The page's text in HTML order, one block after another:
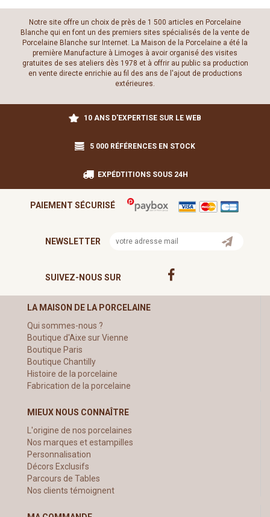
Notre site offre un choix de près de 1 500 articles en Porcelaine
Blanche qui en font un des premiers sites spécialisés de la vente de
Porcelaine Blanche sur Internet. La Maison de la Porcelaine a été la
première Manufacture à Limoges à avoir organisé des visites
gratuites de ses ateliers dès 1978 et à offrir au public sa production
en vente directe enrichie au fil des ans de l'ajout de productions
extérieures.
10 ANS D'EXPERTISE SUR LE WEB
5 000 RÉFÉRENCES EN STOCK
EXPÉDTITIONS SOUS 24H
PAIEMENT SÉCURISÉ
NEWSLETTER
SUIVEZ-NOUS SUR
LA MAISON DE LA PORCELAINE
Qui sommes-nous ?
Boutique d'Aixe sur Vienne
Boutique Paris
Boutique Chantilly
Histoire de la porcelaine
Fabrication de la porcelaine
MIEUX NOUS CONNAÎTRE
L'origine de nos porcelaines
Nos marques et estampilles
Personnalisation
Décors Exclusifs
Parcours de Tables
Nos clients témoignent